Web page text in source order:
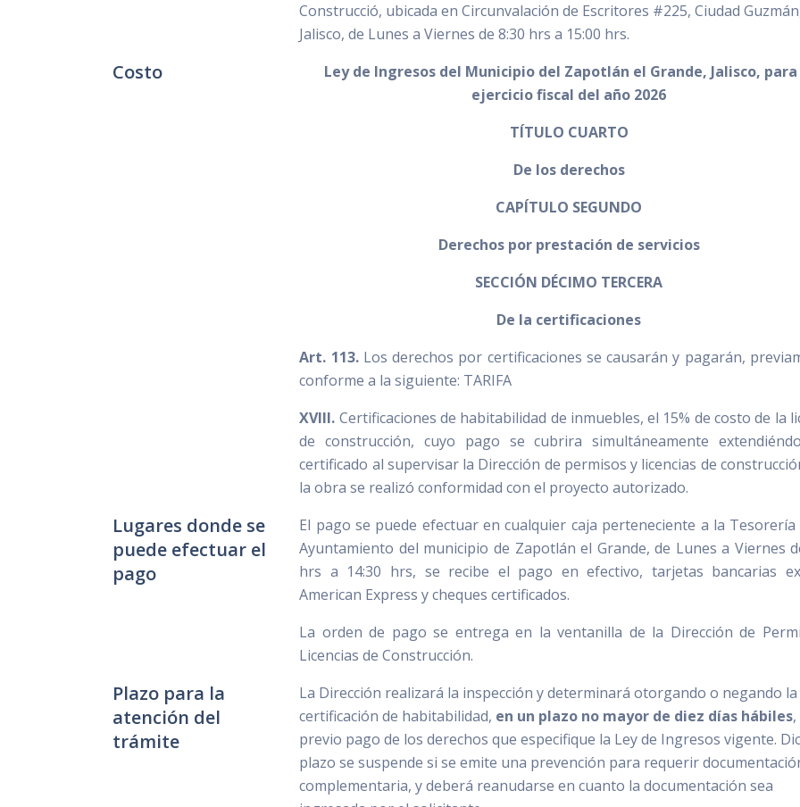
Construcció, ubicada en Circunvalación de Escritores #225, Ciudad
Jalisco, de Lunes a Viernes de 8:30 hrs a 15:00 hrs.
Costo
Ley de Ingresos del Municipio del Zapotlán el Grande, Jalisco,
ejercicio fiscal del año 2026
TÍTULO CUARTO
De los derechos
CAPÍTULO SEGUNDO
Derechos por prestación de servicios
SECCIÓN DÉCIMO TERCERA
De la certificaciones
Art. 113.Los derechos por certificaciones se causarán y pagarán,
conforme a la siguiente: TARIFA
XVIII. Certificaciones de habitabilidad de inmuebles, el 15% de costo de la
de construcción, cuyo pago se cubrira simultáneamente
certificado al supervisar la Dirección de permisos y licencias de
la obra se realizó conformidad con el proyecto autorizado.
Lugares donde se
puede efectuar el
pago
El pago se puede efectuar en cualquier caja perteneciente a la Tesorería
Ayuntamiento del municipio de Zapotlán el Grande, de Lunes a Viernes
hrs a 14:30 hrs, se recibe el pago en efectivo, tarjetas bancarias
American Express y cheques certificados.
La orden de pago se entrega en la ventanilla de la Dirección de
Licencias de Construcción.
Plazo para la
atención del
trámite
La Dirección realizará la inspección y determinará otorgando o negando la
certificación de habitabilidad, en un plazo no mayor de diez días hábiles,
previo pago de los derechos que especifique la Ley de Ingresos vigente.
plazo se suspende si se emite una prevención para requerir
complementaria, y deberá reanudarse en cuanto la documentación sea